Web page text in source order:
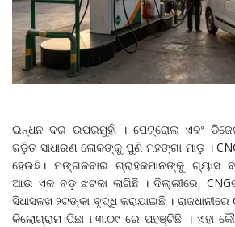
ଇନ୍ଧନ ଦର ଉପରମୁହାଁ । ପେଟ୍ରୋଲ ଏବଂ
ଜଡ଼ିତ ସାଧାରଣ ଲୋକଙ୍କୁ ପୁଣି ମହଙ୍ଗା ମାଡ଼ ।
ହେଉଛି। ମଙ୍ଗଳବାର ଗ୍ରାହକମାନଙ୍କୁ ଗ୍ୟାସ
ଆଉ ଏକ ବଡ଼ ଝଟକା ଲାଗିଛି । ଦିଲ୍ଲୀରେ,
ସିଧାସଳଖ ୨ଟଙ୍କା ବୃଦ୍ଧି କରାଯାଇଛି ।
କିଲୋଗ୍ରାମ ପିଛା ୮୩.୦୯ ରେ ପହଞ୍ଚିଛି । ଏହା